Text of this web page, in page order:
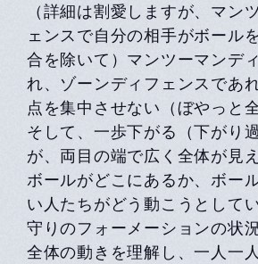
（詳細は割愛しますが、マン
ェンスで自分の相手がボール
合を除いて）マンツーマンデ
れ、ゾーンディフェンスであ
点を集中させない（ぼやっと
そして、一歩下がる（下がり
が、両目の端で広く全体が見
ボールがどこにあるか、ボー
い人たちがどう動こうとして
守りのフォーメーションの状
全体の動きを理解し、一人一